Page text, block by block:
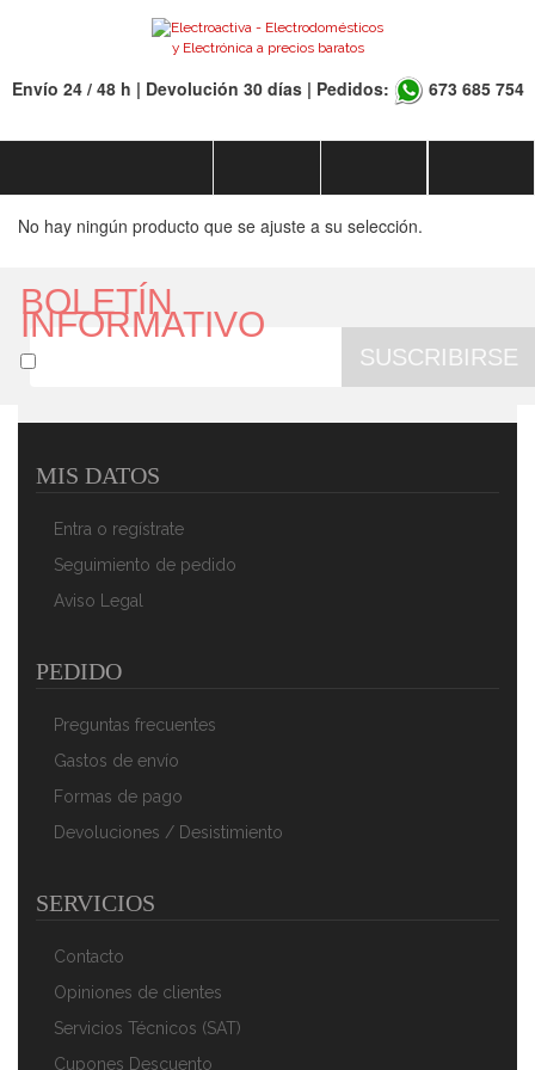
Envío 24 / 48 h | Devolución 30 días | Pedidos: 673 685 754
No hay ningún producto que se ajuste a su selección.
BOLETÍN
INFORMATIVO
SUSCRIBIRSE
MIS DATOS
Entra o regístrate
Seguimiento de pedido
Aviso Legal
PEDIDO
Preguntas frecuentes
Gastos de envío
Formas de pago
Devoluciones / Desistimiento
SERVICIOS
Contacto
Opiniones de clientes
Servicios Técnicos (SAT)
Cupones Descuento